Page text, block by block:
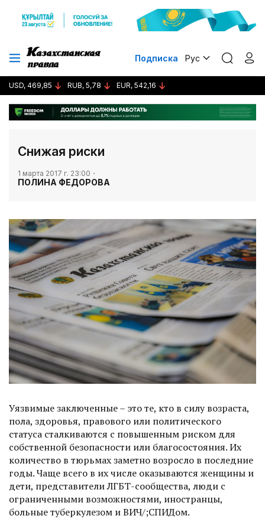
Подписка Рус
USD, 469,85 RUB, 5,78 EUR, 542,16
​Снижая риски
1 марта 2017 г. 23:00
ПОЛИНА ФЕДОРОВА
Уязвимые заключенные – это те, кто в силу возраста,
пола, здоровья, правового или политического
статуса сталкиваются с повышенным риском для
собственной безопасности или благосостояния. Их
количество в тюрьмах заметно возросло в последние
годы. Чаще всего в их числе оказываются женщины и
дети, представители ЛГБТ-сообщества, люди с
ограниченными возможностями, иностранцы,
больные туберкулезом и ВИЧ/;СПИДом.